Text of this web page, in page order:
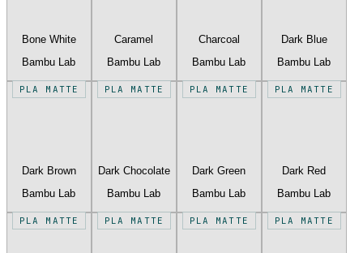
Bone White
Bambu Lab
Caramel
Bambu Lab
Charcoal
Bambu Lab
Dark Blue
Bambu Lab
PLA MATTE
Dark Brown
Bambu Lab
PLA MATTE
Dark Chocolate
Bambu Lab
PLA MATTE
Dark Green
Bambu Lab
PLA MATTE
Dark Red
Bambu Lab
PLA MATTE PLA MATTE PLA MATTE PLA MATTE